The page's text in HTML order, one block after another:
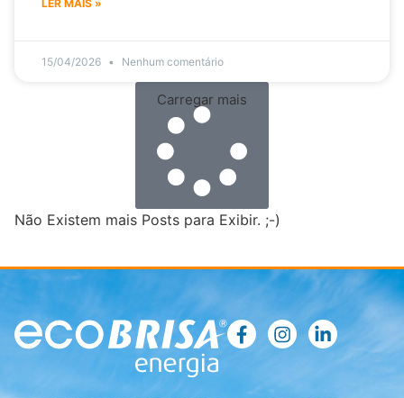
LER MAIS »
15/04/2026 Nenhum comentário
Carregar mais
Não Existem mais Posts para Exibir. ;-)